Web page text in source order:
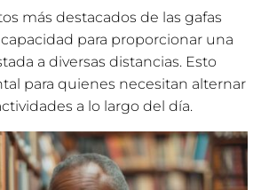
más destacados de las gafas
para proporcionar una
a diversas distancias. Esto
para quienes necesitan alternar
a lo largo del día.